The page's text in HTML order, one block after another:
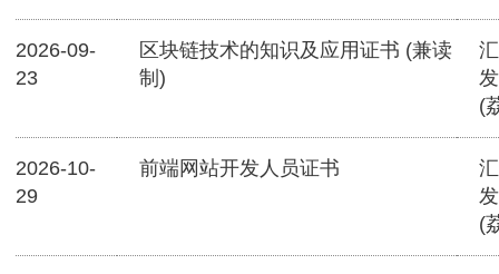
2026-09-
23
区块链技术的知识及应用证书 (兼读
制)
(
2026-10-
29
前端网站开发人员证书
(